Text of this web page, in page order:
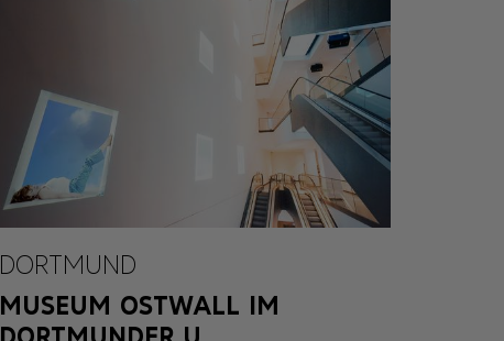
DORTMUND
MUSEUM OSTWALL IM